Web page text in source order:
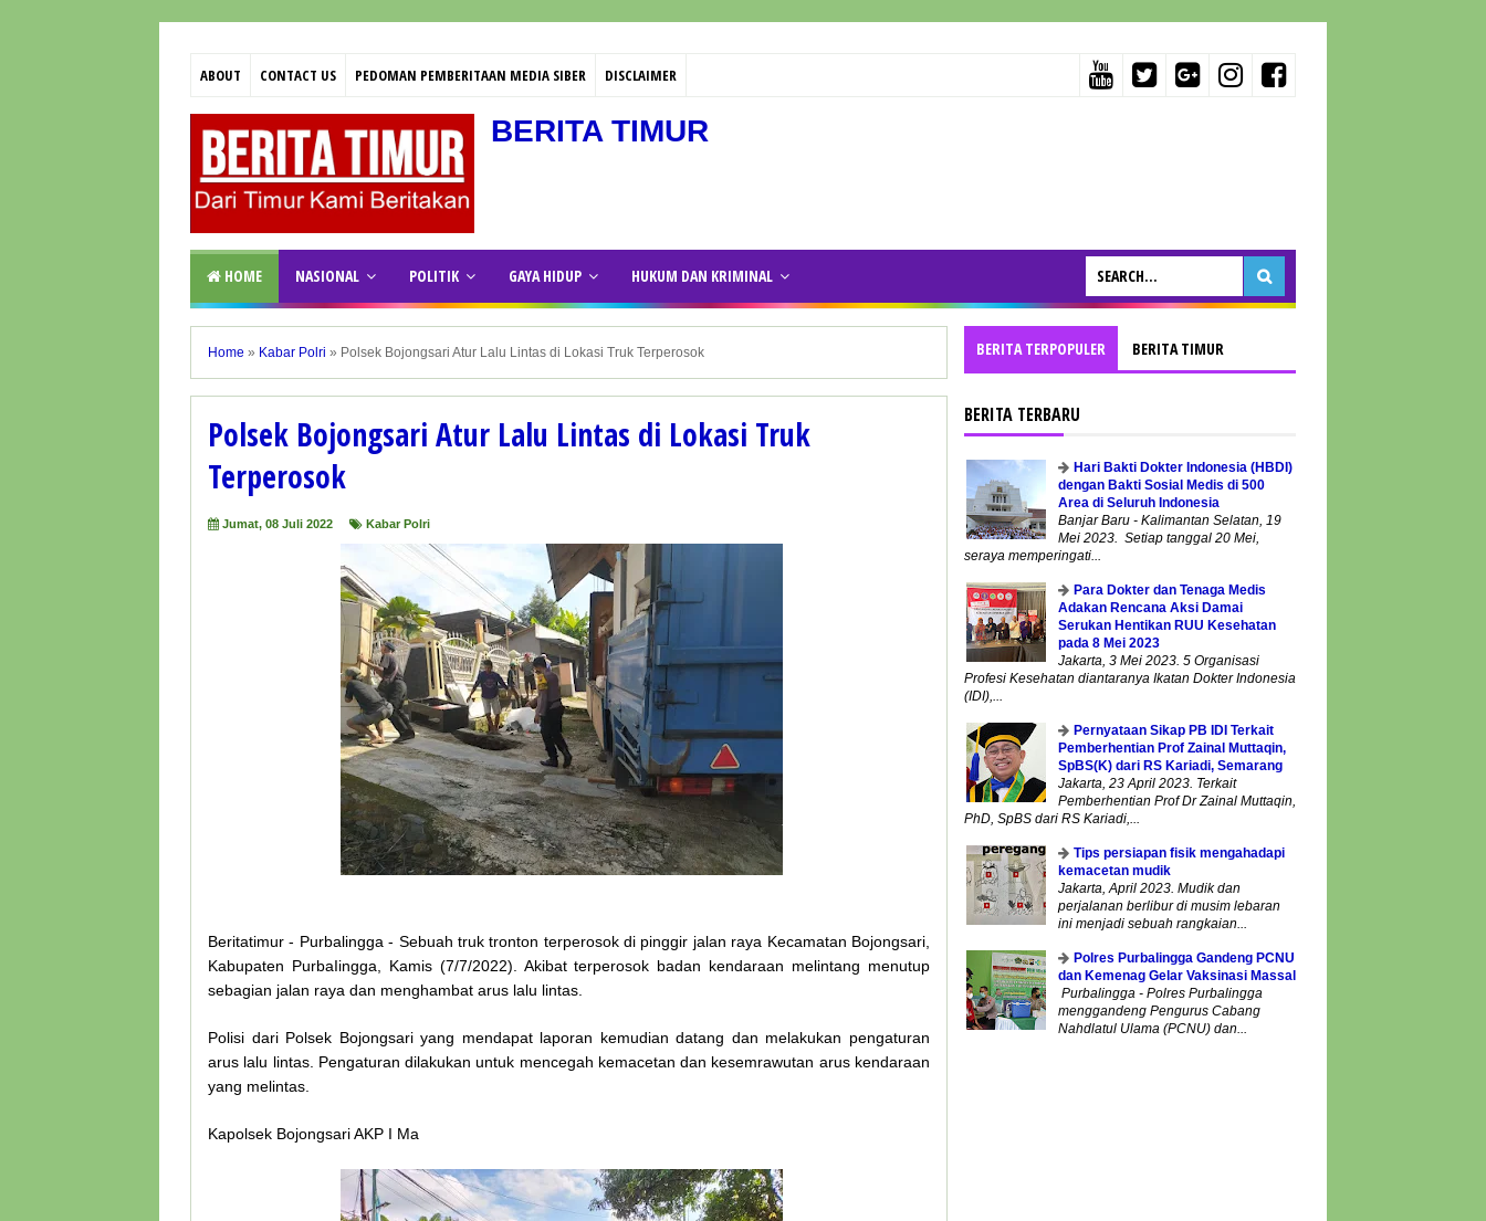
ABOUT CONTACT US PEDOMAN PEMBERITAAN MEDIA SIBER DISCLAIMER
BERITA TIMUR
HOME NASIONAL POLITIK GAYA HIDUP HUKUM DAN KRIMINAL
Home » Kabar Polri » Polsek Bojongsari Atur Lalu Lintas di Lokasi Truk Terperosok
Polsek Bojongsari Atur Lalu Lintas di Lokasi Truk
Terperosok
Jumat, 08 Juli 2022 Kabar Polri
Beritatimur - Purbalingga - Sebuah truk tronton terperosok di pinggir jalan raya Kecamatan Bojongsari,
Kabupaten PurbaIingga, Kamis (7/7/2022). Akibat terperosok badan kendaraan melintang menutup
sebagian jalan raya dan menghambat arus lalu lintas.
Polisi dari Polsek Bojongsari yang mendapat laporan kemudian datang dan melakukan pengaturan
arus lalu lintas. Pengaturan dilakukan untuk mencegah kemacetan dan kesemrawutan arus kendaraan
yang melintas.
Kapolsek Bojongsari AKP I Ma
BERITA TERPOPULER BERITA TIMUR
BERITA TERBARU
Hari Bakti Dokter Indonesia (HBDI)
dengan Bakti Sosial Medis di 500
Area di Seluruh Indonesia
Banjar Baru - Kalimantan Selatan, 19
Mei 2023. Setiap tanggal 20 Mei,
seraya memperingati...
Para Dokter dan Tenaga Medis
Adakan Rencana Aksi Damai
Serukan Hentikan RUU Kesehatan
pada 8 Mei 2023
Jakarta, 3 Mei 2023. 5 Organisasi
Profesi Kesehatan diantaranya Ikatan Dokter Indonesia
(IDI),...
Pernyataan Sikap PB IDI Terkait
Pemberhentian Prof Zainal Muttaqin,
SpBS(K) dari RS Kariadi, Semarang
Jakarta, 23 April 2023. Terkait
Pemberhentian Prof Dr Zainal Muttaqin,
PhD, SpBS dari RS Kariadi,...
Tips persiapan fisik mengahadapi
kemacetan mudik
Jakarta, April 2023. Mudik dan
perjalanan berlibur di musim lebaran
ini menjadi sebuah rangkaian...
Polres Purbalingga Gandeng PCNU
dan Kemenag Gelar Vaksinasi Massal
Purbalingga - Polres Purbalingga
menggandeng Pengurus Cabang
Nahdlatul Ulama (PCNU) dan...